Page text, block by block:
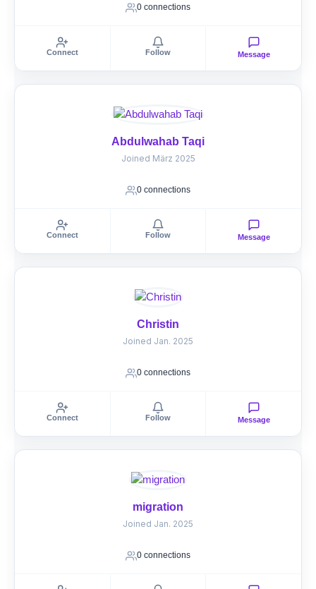
0 connections
Connect Follow Message
Abdulwahab Taqi
Joined März 2025
0 connections
Connect Follow Message
Christin
Joined Jan. 2025
0 connections
Connect Follow Message
migration
Joined Jan. 2025
0 connections